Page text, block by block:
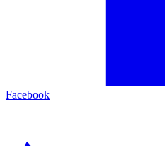
Facebook